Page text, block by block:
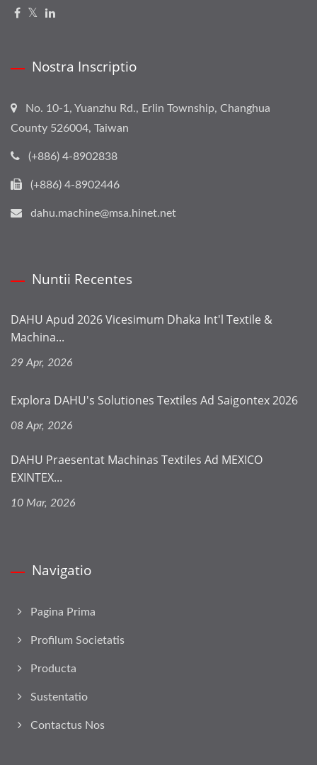
Nostra Inscriptio
No. 10-1, Yuanzhu Rd., Erlin Township, Changhua
County 526004, Taiwan
(+886) 4-8902838
(+886) 4-8902446
dahu.machine@msa.hinet.net
Nuntii Recentes
DAHU Apud 2026 Vicesimum Dhaka Int'l Textile &
Machina...
29 Apr, 2026
Explora DAHU's Solutiones Textiles Ad Saigontex 2026
08 Apr, 2026
DAHU Praesentat Machinas Textiles Ad MEXICO
EXINTEX...
10 Mar, 2026
Navigatio
Pagina Prima
Profilum Societatis
Producta
Sustentatio
Contactus Nos